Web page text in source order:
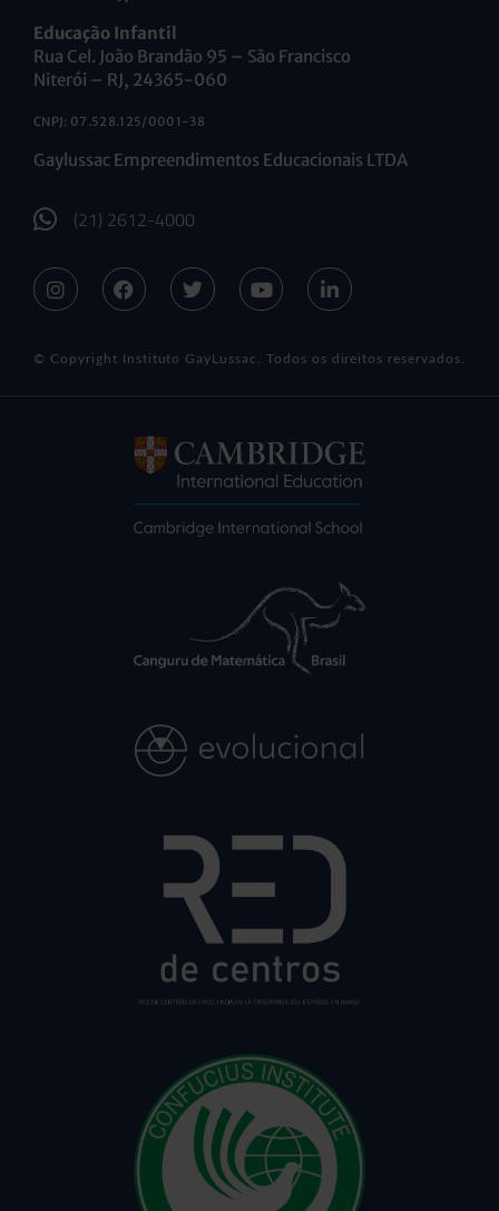
Educação Infantil
Rua Cel. João Brandão 95 – São Francisco
Niterói – RJ, 24365-060
CNPJ: 07.528.125/0001-38
Gaylussac Empreendimentos Educacionais LTDA
(21) 2612-4000
© Copyright Instituto GayLussac. Todos os direitos reservados.